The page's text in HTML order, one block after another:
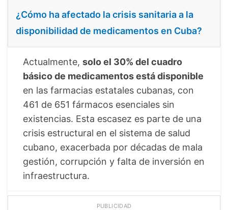
¿Cómo ha afectado la crisis sanitaria a la
disponibilidad de medicamentos en Cuba?
Actualmente, solo el 30% del cuadro
básico de medicamentos está disponible
en las farmacias estatales cubanas, con
461 de 651 fármacos esenciales sin
existencias. Esta escasez es parte de una
crisis estructural en el sistema de salud
cubano, exacerbada por décadas de mala
gestión, corrupción y falta de inversión en
infraestructura.
PUBLICIDAD